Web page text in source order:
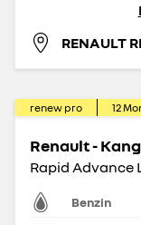
renew pro 12
Renault -
Rapid Advance
Benzin